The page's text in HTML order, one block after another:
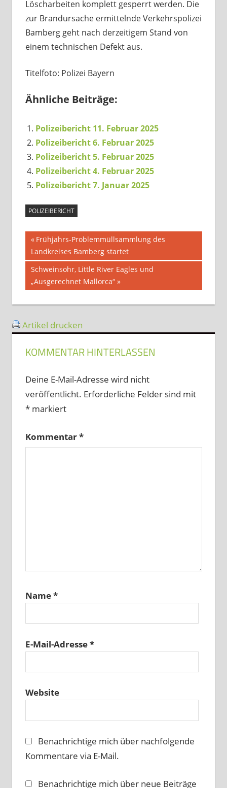
Löscharbeiten komplett gesperrt werden. Die
zur Brandursache ermittelnde Verkehrspolizei
Bamberg geht nach derzeitigem Stand von
einem technischen Defekt aus.
Titelfoto: Polizei Bayern
Ähnliche Beiträge:
Polizeibericht 11. Februar 2025
Polizeibericht 6. Februar 2025
Polizeibericht 5. Februar 2025
Polizeibericht 4. Februar 2025
Polizeibericht 7. Januar 2025
POLIZEIBERICHT
Beitragsnavigation
Vorheriger
Beitrag:
Frühjahrs-Problemmüllsammlung des
Landkreises Bamberg startet
Nächster
Beitrag:
Schweinsohr, Little River Eagles und
„Ausgerechnet Mallorca“
Artikel drucken
KOMMENTAR HINTERLASSEN
Deine E-Mail-Adresse wird nicht
veröffentlicht. Erforderliche Felder sind mit
*markiert
Kommentar*
Name*
E-Mail-Adresse*
Website
Benachrichtige mich über nachfolgende
Kommentare via E-Mail.
Benachrichtige mich über neue Beiträge